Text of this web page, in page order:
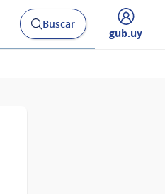
Abrir
buscador
Buscar
Desplegar
gub.uy